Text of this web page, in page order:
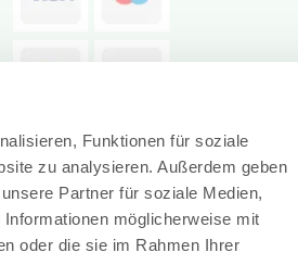
Funktionen für soziale
zu analysieren. Außerdem geben
Partner für soziale Medien,
möglicherweise mit
oder die sie im Rahmen Ihrer